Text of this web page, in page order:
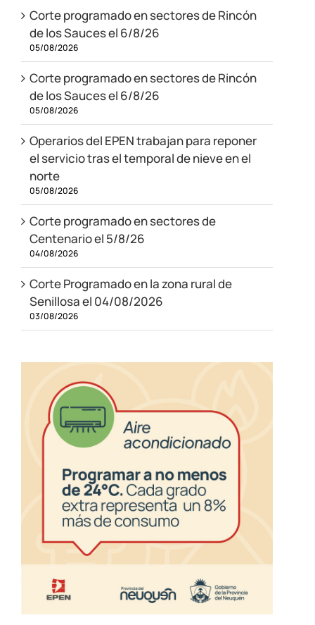
Corte programado en sectores de Rincón
de los Sauces el 6/8/26
05/08/2026
Corte programado en sectores de Rincón
de los Sauces el 6/8/26
05/08/2026
Operarios del EPEN trabajan para reponer
el servicio tras el temporal de nieve en el
norte
05/08/2026
Corte programado en sectores de
Centenario el 5/8/26
04/08/2026
Corte Programado en la zona rural de
Senillosa el 04/08/2026
03/08/2026